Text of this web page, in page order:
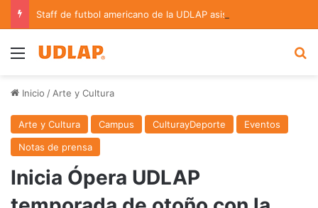
Menu
Inicio / Arte y Cultura
Arte y Cultura Campus CulturayDeporte
Eventos
Notas de prensa
Inicia Ópera UDLAP